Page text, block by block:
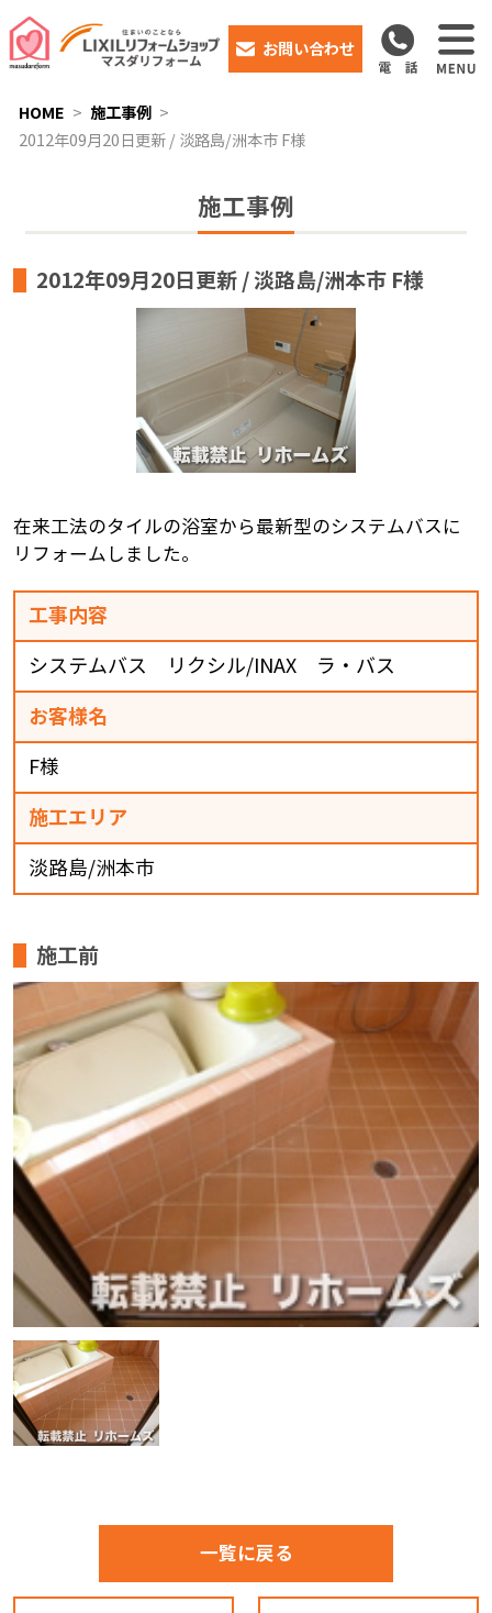
お問い合わせ
HOME
施工事例
2012年09月20日更新 / 淡路島/洲本市 F様
施工事例
2012年09月20日更新 / 淡路島/洲本市 F様
在来工法のタイルの浴室から最新型のシステムバスに
リフォームしました。
工事内容
システムバス リクシル/INAX ラ・バス
お客様名
F様
施工エリア
淡路島/洲本市
施工前
一覧に戻る